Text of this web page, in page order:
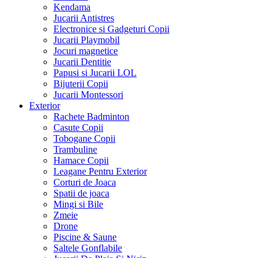
Kendama
Jucarii Antistres
Electronice si Gadgeturi Copii
Jucarii Playmobil
Jocuri magnetice
Jucarii Dentitie
Papusi si Jucarii LOL
Bijuterii Copii
Jucarii Montessori
Exterior
Rachete Badminton
Casute Copii
Tobogane Copii
Trambuline
Hamace Copii
Leagane Pentru Exterior
Corturi de Joaca
Spatii de joaca
Mingi si Bile
Zmeie
Drone
Piscine & Saune
Saltele Gonflabile